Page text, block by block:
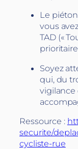
Le
vous
TAD («
Soyez
qui, du
vigilance
Ressource :
securite/
cycliste-rue